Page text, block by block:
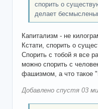
спорить о
делает
Капитализм - не
Кстати, спорить о
Спорить с тобой я все
можно спорить с
фашизмом, а что такое
Добавлено спустя 03